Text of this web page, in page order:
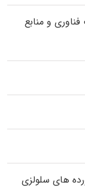
و منابع
های سلولزی